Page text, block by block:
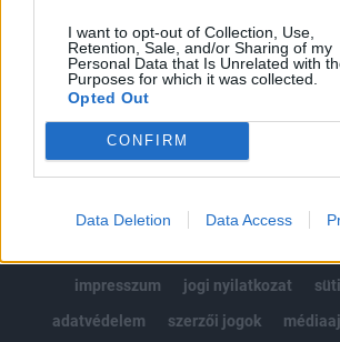
I want to opt-out of Collection, Use,
Retention, Sale, and/or Sharing of my
Personal Data that Is Unrelated with
Purposes for which it was collected.
Opted Out
CONFIRM
Data Deletion Data Access
MÁR ELŐFIZETŐNK VAGY?
impresszum
jogi nyilatkozat
adatvédelem
szerzői jogok